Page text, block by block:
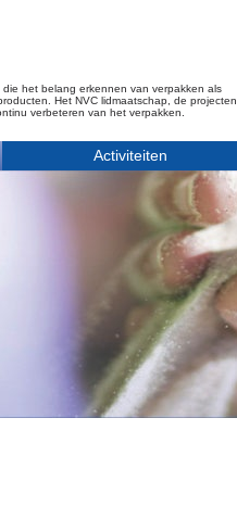
het belang erkennen van verpakken als
Het NVC lidmaatschap, de projecten,
verbeteren van het verpakken.
Activiteiten